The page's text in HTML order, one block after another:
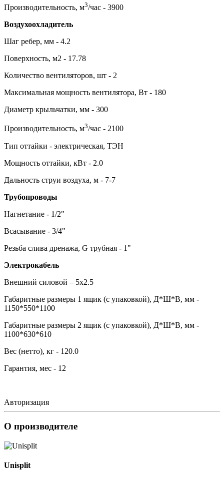
Производительность, м3/час - 3900
Воздухоохладитель
Шаг ребер, мм - 4.2
Поверхность, м2 - 17.78
Количество вентиляторов, шт - 2
Максимальная мощность вентилятора, Вт - 180
Диаметр крыльчатки, мм - 300
Производительность, м3/час - 2100
Тип оттайки - электрическая, ТЭН
Мощность оттайки, кВт - 2.0
Дальность струи воздуха, м - 7-7
Трубопроводы
Нагнетание - 1/2"
Всасывание - 3/4"
Резьба слива дренажа, G трубная - 1"
Электрокабель
Внешний силовой – 5х2.5
Габаритные размеры 1 ящик (с упаковкой), Д*Ш*В, мм -
1150*550*1100
Габаритные размеры 2 ящик (с упаковкой), Д*Ш*В, мм -
1100*630*610
Вес (нетто), кг - 120.0
Гарантия, мес - 12
Авторизация
О производителе
Unisplit